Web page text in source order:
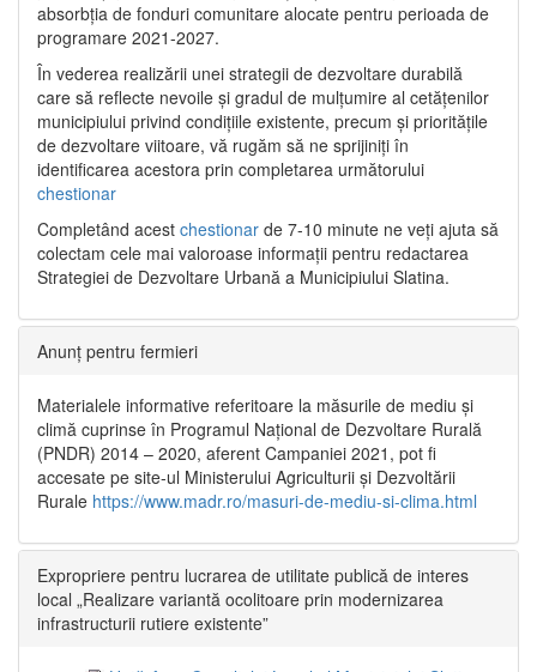
absorbția de fonduri comunitare alocate pentru perioada de
programare 2021-2027.
În vederea realizării unei strategii de dezvoltare durabilă
care să reflecte nevoile și gradul de mulțumire al cetățenilor
municipiului privind condițiile existente, precum și prioritățile
de dezvoltare viitoare, vă rugăm să ne sprijiniți în
identificarea acestora prin completarea următorului
chestionar
Completând acest chestionar de 7-10 minute ne veți ajuta să
colectam cele mai valoroase informații pentru redactarea
Strategiei de Dezvoltare Urbană a Municipiului Slatina.
Anunț pentru fermieri
Materialele informative referitoare la măsurile de mediu și
climă cuprinse în Programul Național de Dezvoltare Rurală
(PNDR) 2014 – 2020, aferent Campaniei 2021, pot fi
accesate pe site-ul Ministerului Agriculturii și Dezvoltării
Rurale https://www.madr.ro/masuri-de-mediu-si-clima.html
Expropriere pentru lucrarea de utilitate publică de interes
local „Realizare variantă ocolitoare prin modernizarea
infrastructurii rutiere existente”